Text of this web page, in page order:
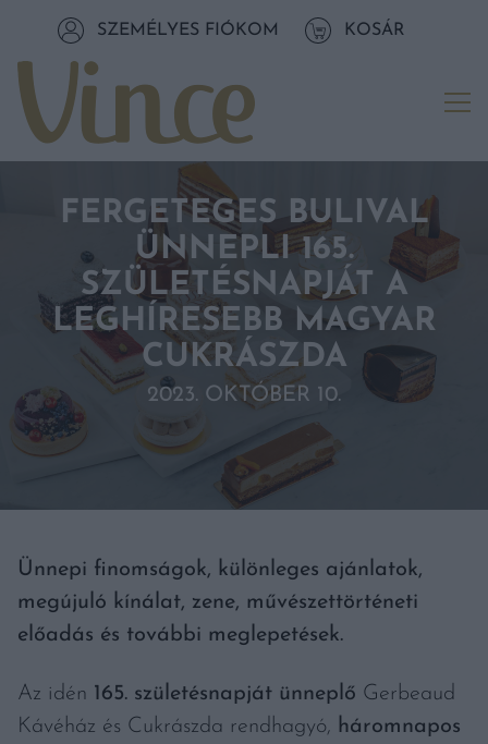
Tovább a tartalomhozSZEMÉLYES FIÓKOM KOSÁR
FERGETEGES BULIVAL
ÜNNEPLI 165.
SZÜLETÉSNAPJÁT A
LEGHÍRESEBB MAGYAR
CUKRÁSZDA
2023. OKTÓBER 10.
Ünnepi finomságok, különleges ajánlatok,
megújuló kínálat, zene, művészettörténeti
előadás és további meglepetések.
Az idén 165. születésnapját ünneplő Gerbeaud
Kávéház és Cukrászda rendhagyó, háromnapos